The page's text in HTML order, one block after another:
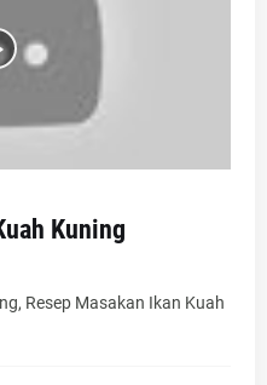
Kuning
Resep Masakan Ikan Kuah